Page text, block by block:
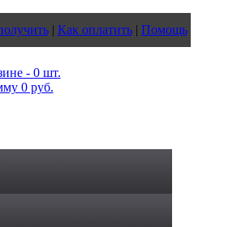
| Как оплатить| Помощь
- 0 шт.
0 руб.